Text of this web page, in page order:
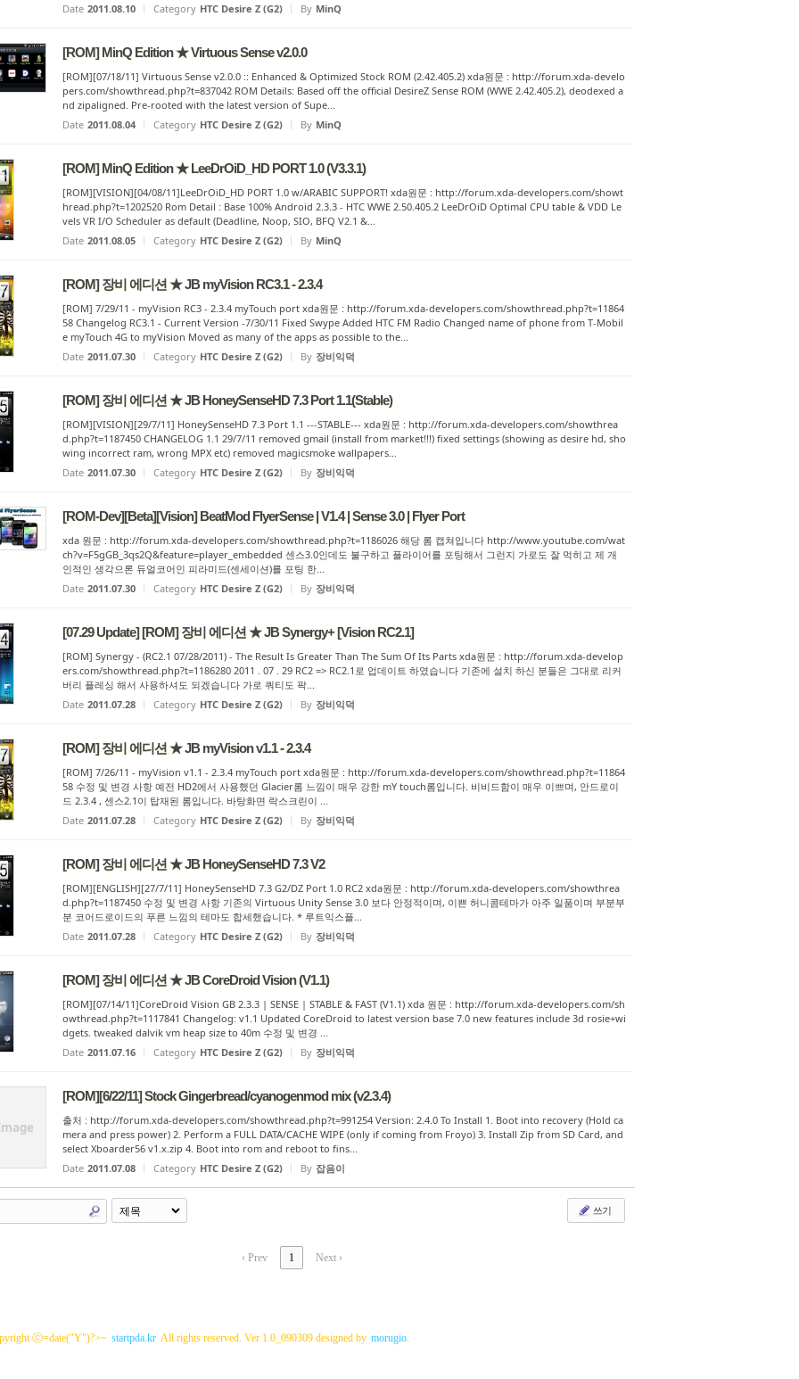
Date 2011.08.10 Category HTC Desire Z (G2) By MinQ
[ROM] MinQ Edition ★ Virtuous Sense v2.0.0
[ROM][07/18/11] Virtuous Sense v2.0.0 :: Enhanced & Optimized Stock ROM (2.42.405.2) xda원문 : http://forum.xda-develo
pers.com/showthread.php?t=837042 ROM Details: Based off the official DesireZ Sense ROM (WWE 2.42.405.2), deodexed a
nd zipaligned. Pre-rooted with the latest version of Supe...
Date 2011.08.04 Category HTC Desire Z (G2) By MinQ
[ROM] MinQ Edition ★ LeeDrOiD_HD PORT 1.0 (V3.3.1)
[ROM][VISION][04/08/11]LeeDrOiD_HD PORT 1.0 w/ARABIC SUPPORT! xda원문 : http://forum.xda-developers.com/showt
hread.php?t=1202520 Rom Detail : Base 100% Android 2.3.3 - HTC WWE 2.50.405.2 LeeDrOiD Optimal CPU table & VDD Le
vels VR I/O Scheduler as default (Deadline, Noop, SIO, BFQ V2.1 &...
Date 2011.08.05 Category HTC Desire Z (G2) By MinQ
[ROM] 장비 에디션 ★ JB myVision RC3.1 - 2.3.4
[ROM] 7/29/11 - myVision RC3 - 2.3.4 myTouch port xda원문 : http://forum.xda-developers.com/showthread.php?t=11864
58 Changelog RC3.1 - Current Version -7/30/11 Fixed Swype Added HTC FM Radio Changed name of phone from T-Mobil
e myTouch 4G to myVision Moved as many of the apps as possible to the...
Date 2011.07.30 Category HTC Desire Z (G2) By 장비익덕
[ROM] 장비 에디션 ★ JB HoneySenseHD 7.3 Port 1.1(Stable)
[ROM][VISION][29/7/11] HoneySenseHD 7.3 Port 1.1 ---STABLE--- xda원문 : http://forum.xda-developers.com/showthrea
d.php?t=1187450 CHANGELOG 1.1 29/7/11 removed gmail (install from market!!!) fixed settings (showing as desire hd, sho
wing incorrect ram, wrong MPX etc) removed magicsmoke wallpapers...
Date 2011.07.30 Category HTC Desire Z (G2) By 장비익덕
[ROM-Dev][Beta][Vision] BeatMod FlyerSense | V1.4 | Sense 3.0 | Flyer Port
xda 원문 : http://forum.xda-developers.com/showthread.php?t=1186026 해당 롬 캡쳐입니다 http://www.youtube.com/wat
ch?v=F5gGB_3qs2Q&feature=player_embedded 센스3.0인데도 불구하고 플라이어를 포팅해서 그런지 가로도 잘 먹히고 제 개
인적인 생각으론 듀얼코어인 피라미드(센세이션)를 포팅 한...
Date 2011.07.30 Category HTC Desire Z (G2) By 장비익덕
[07.29 Update] [ROM] 장비 에디션 ★ JB Synergy+ [Vision RC2.1]
[ROM] Synergy - (RC2.1 07/28/2011) - The Result Is Greater Than The Sum Of Its Parts xda원문 : http://forum.xda-develop
ers.com/showthread.php?t=1186280 2011 . 07 . 29 RC2 => RC2.1로 업데이트 하였습니다 기존에 설치 하신 분들은 그대로 리커
버리 플레싱 해서 사용하셔도 되겠습니다 가로 쿼티도 팍...
Date 2011.07.28 Category HTC Desire Z (G2) By 장비익덕
[ROM] 장비 에디션 ★ JB myVision v1.1 - 2.3.4
[ROM] 7/26/11 - myVision v1.1 - 2.3.4 myTouch port xda원문 : http://forum.xda-developers.com/showthread.php?t=11864
58 수정 및 변경 사항 예전 HD2에서 사용했던 Glacier롬 느낌이 매우 강한 mY touch롬입니다. 비비드함이 매우 이쁘며, 안드로이
드 2.3.4 , 센스2.1이 탑재된 롬입니다. 바탕화면 락스크린이 ...
Date 2011.07.28 Category HTC Desire Z (G2) By 장비익덕
[ROM] 장비 에디션 ★ JB HoneySenseHD 7.3 V2
[ROM][ENGLISH][27/7/11] HoneySenseHD 7.3 G2/DZ Port 1.0 RC2 xda원문 : http://forum.xda-developers.com/showthrea
d.php?t=1187450 수정 및 변경 사항 기존의 Virtuous Unity Sense 3.0 보다 안정적이며, 이쁜 허니콤테마가 아주 일품이며 부분부
분 코어드로이드의 푸른 느낌의 테마도 합세했습니다. * 루트익스플...
Date 2011.07.28 Category HTC Desire Z (G2) By 장비익덕
[ROM] 장비 에디션 ★ JB CoreDroid Vision (V1.1)
[ROM][07/14/11]CoreDroid Vision GB 2.3.3 | SENSE | STABLE & FAST (V1.1) xda 원문 : http://forum.xda-developers.com/sh
owthread.php?t=1117841 Changelog: v1.1 Updated CoreDroid to latest version base 7.0 new features include 3d rosie+wi
dgets. tweaked dalvik vm heap size to 40m 수정 및 변경 ...
Date 2011.07.16 Category HTC Desire Z (G2) By 장비익덕
[ROM][6/22/11] Stock Gingerbread/cyanogenmod mix (v2.3.4)
출처 : http://forum.xda-developers.com/showthread.php?t=991254 Version: 2.4.0 To Install 1. Boot into recovery (Hold ca
mera and press power) 2. Perform a FULL DATA/CACHE WIPE (only if coming from Froyo) 3. Install Zip from SD Card, and
select Xboarder56 v1.x.zip 4. Boot into rom and reboot to fins...
Date 2011.07.08 Category HTC Desire Z (G2) By 잡음이
쓰기
‹ Prev 1 Next ›
ⓒ=date("Y")?>~ startpda.kr All rights reserved. Ver 1.0_090309 designed by morugio.